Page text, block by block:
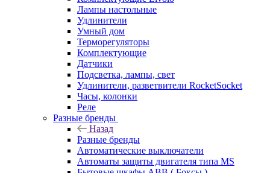
Лампы настольные
Удлинители
Умный дом
Терморегуляторы
Комплектующие
Датчики
Подсветка, лампы, свет
Удлинители, разветвители RocketSocket
Часы, колонки
Реле
Разные бренды
Назад
Разные бренды
Автоматические выключатели
Автоматы защиты двигателя типа MS